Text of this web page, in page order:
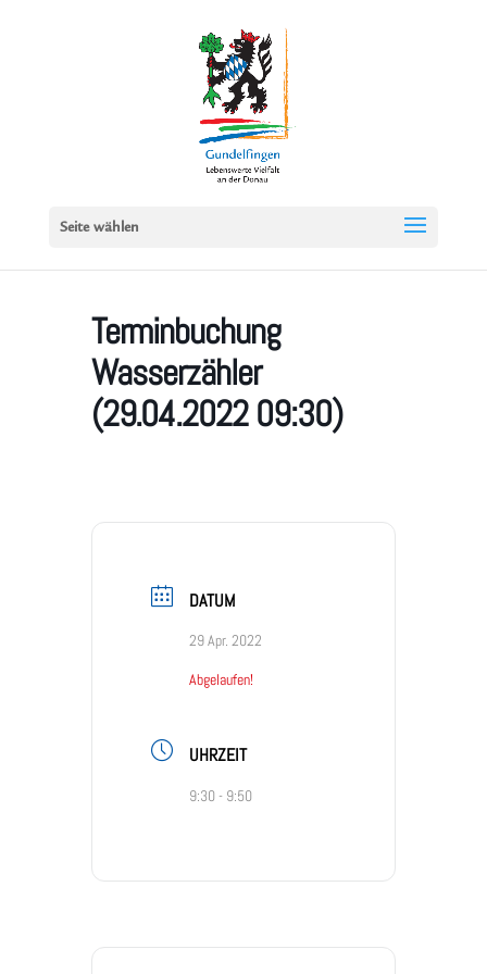
Seite wählen
Terminbuchung
Wasserzähler
(29.04.2022 09:30)
DATUM
29 Apr. 2022
Abgelaufen!
UHRZEIT
9:30 - 9:50